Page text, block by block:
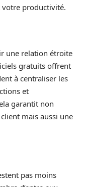
productivité.
une relation étroite
gratuits offrent
à centraliser les
et
garantit non
mais aussi une
pas moins